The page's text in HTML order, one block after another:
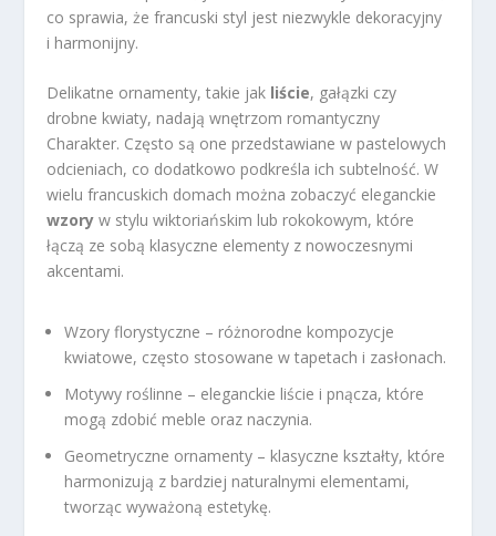
co sprawia, że francuski styl jest niezwykle dekoracyjny
i harmonijny.
Delikatne ornamenty, takie jak liście, gałązki czy
drobne kwiaty, nadają wnętrzom romantyczny
Charakter. Często są one przedstawiane w pastelowych
odcieniach, co dodatkowo podkreśla ich subtelność. W
wielu francuskich domach można zobaczyć eleganckie
wzory w stylu wiktoriańskim lub rokokowym, które
łączą ze sobą klasyczne elementy z nowoczesnymi
akcentami.
Wzory florystyczne – różnorodne kompozycje
kwiatowe, często stosowane w tapetach i zasłonach.
Motywy roślinne – eleganckie liście i pnącza, które
mogą zdobić meble oraz naczynia.
Geometryczne ornamenty – klasyczne kształty, które
harmonizują z bardziej naturalnymi elementami,
tworząc wyważoną estetykę.